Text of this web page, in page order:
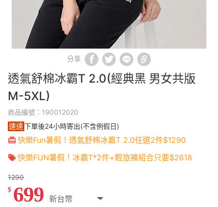
分享
透氣舒棉冰霸T 2.0(經典黑 男女共版
M-5XL)
商品編號：190012020
速達下單後24小時寄出(不含例假日)
快樂Fun暑假！透氣舒棉冰霸T 2.0任選2件$1290
快樂FUN暑假！冰霸T*2件+輕旅褲組合只要$2618
1290
$ 699